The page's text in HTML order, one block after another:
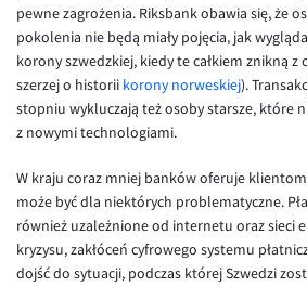
pewne zagrożenia. Riksbank obawia się, że
pokolenia nie będą miały pojęcia, jak
korony szwedzkiej, kiedy te całkiem znikną
szerzej o historii korony norweskiej).
stopniu wykluczają też osoby starsze, które
z nowymi technologiami.
W kraju coraz mniej banków oferuje
może być dla niektórych problematyczne.
również uzależnione od internetu oraz sieci
kryzysu, zakłóceń cyfrowego systemu
dojść do sytuacji, podczas której Szwedzi